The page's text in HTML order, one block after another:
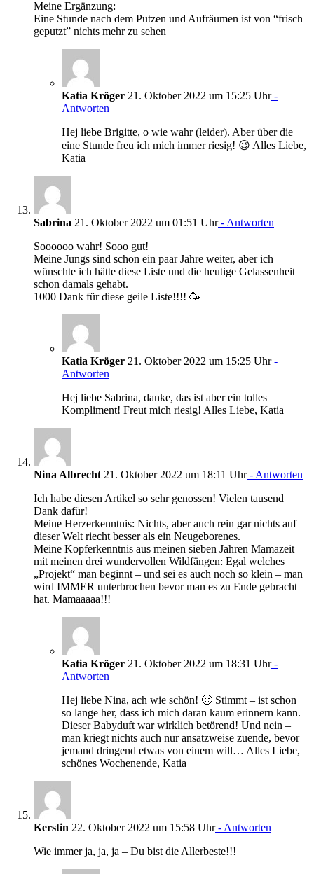
Meine Ergänzung:
Eine Stunde nach dem Putzen und Aufräumen ist von “frisch
geputzt” nichts mehr zu sehen
Katia Kröger 21. Oktober 2022 um 15:25 Uhr-
Antworten
Hej liebe Brigitte, o wie wahr (leider). Aber über die
eine Stunde freu ich mich immer riesig! 😉 Alles Liebe,
Katia
Sabrina 21. Oktober 2022 um 01:51 Uhr- Antworten
Soooooo wahr! Sooo gut!
Meine Jungs sind schon ein paar Jahre weiter, aber ich
wünschte ich hätte diese Liste und die heutige Gelassenheit
schon damals gehabt.
1000 Dank für diese geile Liste!!!! 🥳
Katia Kröger 21. Oktober 2022 um 15:25 Uhr-
Antworten
Hej liebe Sabrina, danke, das ist aber ein tolles
Kompliment! Freut mich riesig! Alles Liebe, Katia
Nina Albrecht 21. Oktober 2022 um 18:11 Uhr- Antworten
Ich habe diesen Artikel so sehr genossen! Vielen tausend
Dank dafür!
Meine Herzerkenntnis: Nichts, aber auch rein gar nichts auf
dieser Welt riecht besser als ein Neugeborenes.
Meine Kopferkenntnis aus meinen sieben Jahren Mamazeit
mit meinen drei wundervollen Wildfängen: Egal welches
„Projekt“ man beginnt – und sei es auch noch so klein – man
wird IMMER unterbrochen bevor man es zu Ende gebracht
hat. Mamaaaaa!!!
Katia Kröger 21. Oktober 2022 um 18:31 Uhr-
Antworten
Hej liebe Nina, ach wie schön! 🙂 Stimmt – ist schon
so lange her, dass ich mich daran kaum erinnern kann.
Dieser Babyduft war wirklich betörend! Und nein –
man kriegt nichts auch nur ansatzweise zuende, bevor
jemand dringend etwas von einem will… Alles Liebe,
schönes Wochenende, Katia
Kerstin 22. Oktober 2022 um 15:58 Uhr- Antworten
Wie immer ja, ja, ja – Du bist die Allerbeste!!!